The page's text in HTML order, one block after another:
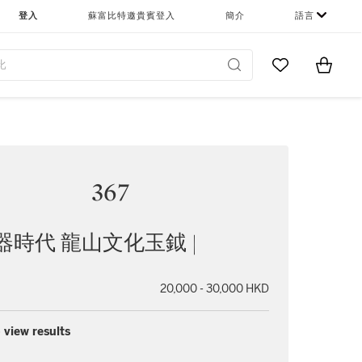
登入 蘇富比特邀貴賓登入 簡介 語言
Go to MyItems
367
時代 龍山文化玉鉞 |
20,000 - 30,000 HKD
view results